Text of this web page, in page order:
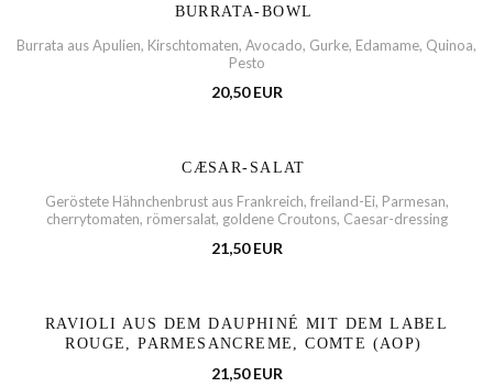
BURRATA-BOWL
Burrata aus Apulien, Kirschtomaten, Avocado, Gurke, Edamame, Quinoa,
Pesto
20,50 EUR
CÆSAR-SALAT
Geröstete Hähnchenbrust aus Frankreich, freiland-Ei, Parmesan,
cherrytomaten, römersalat, goldene Croutons, Caesar-dressing
21,50 EUR
RAVIOLI AUS DEM DAUPHINÉ MIT DEM LABEL
ROUGE, PARMESANCREME, COMTE (AOP)
21,50 EUR